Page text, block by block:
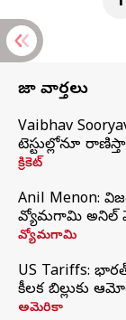
తాజా వార్తలు
Vaibhav
టెస్టుల్లోనూ
క్రికెట్
Anil Menon:
వ్యోమగామి అనిల్‌
వ్యోమగామి
US Tariffs:
కీలక బిల్లుకు
అమెరికా